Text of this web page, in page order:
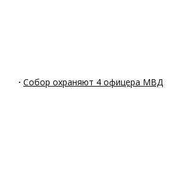
· Собор охраняют 4 офицера МВД